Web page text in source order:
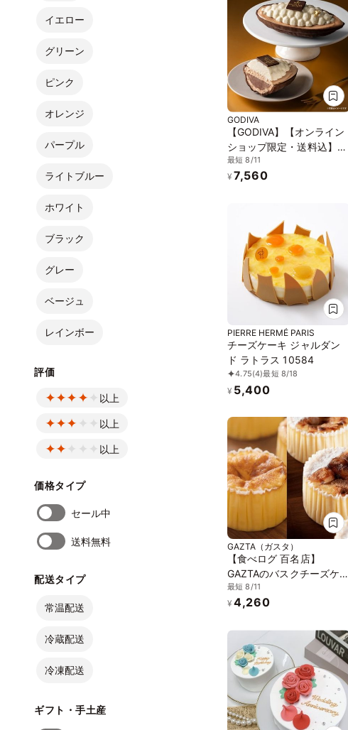
イエロー
グリーン
ピンク
オレンジ
パープル
ライトブルー
ホワイト
ブラック
グレー
ベージュ
レインボー
評価
以上
以上
以上
価格タイプ
セール中
送料無料
配送タイプ
常温配送
冷蔵配送
冷凍配送
ギフト・手土産
いしいケーキ
GODIVA
【GODIVA】【オンライン
ショップ限定・送料込】ト
レゾール ～3つのチョコレ
ートを楽しむアイスケーキ
最短 8/11
¥ 7,560
PIERRE HERMÉ PARIS
チーズケーキ ジャルダン
ド ラトラス 10584
4.75(4)最短 8/18
¥ 5,400
GAZTA（ガスタ）
【食べログ 百名店】
GAZTAのバスクチーズケー
キとホワイトチョコレート
バスクチーズケーキ2種4個
最短 8/11
¥ 4,260